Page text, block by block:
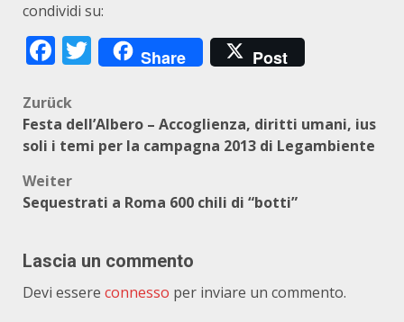
condividi su:
Facebook
Twitter
Share Post
Beitragsnavigation
Zurück
Festa dell’Albero – Accoglienza, diritti umani, ius
soli i temi per la campagna 2013 di Legambiente
Weiter
Sequestrati a Roma 600 chili di “botti”
Lascia un commento
Devi essere connesso per inviare un commento.